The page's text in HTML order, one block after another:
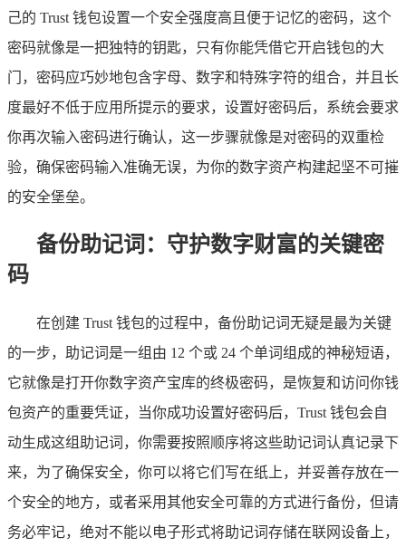
己的 Trust 钱包设置一个安全强度高且便于记忆的密码，这个
密码就像是一把独特的钥匙，只有你能凭借它开启钱包的大
门，密码应巧妙地包含字母、数字和特殊字符的组合，并且长
度最好不低于应用所提示的要求，设置好密码后，系统会要求
你再次输入密码进行确认，这一步骤就像是对密码的双重检
验，确保密码输入准确无误，为你的数字资产构建起坚不可摧
的安全堡垒。
备份助记词：守护数字财富的关键密
码
在创建 Trust 钱包的过程中，备份助记词无疑是最为关键
的一步，助记词是一组由 12 个或 24 个单词组成的神秘短语，
它就像是打开你数字资产宝库的终极密码，是恢复和访问你钱
包资产的重要凭证，当你成功设置好密码后，Trust 钱包会自
动生成这组助记词，你需要按照顺序将这些助记词认真记录下
来，为了确保安全，你可以将它们写在纸上，并妥善存放在一
个安全的地方，或者采用其他安全可靠的方式进行备份，但请
务必牢记，绝对不能以电子形式将助记词存储在联网设备上，